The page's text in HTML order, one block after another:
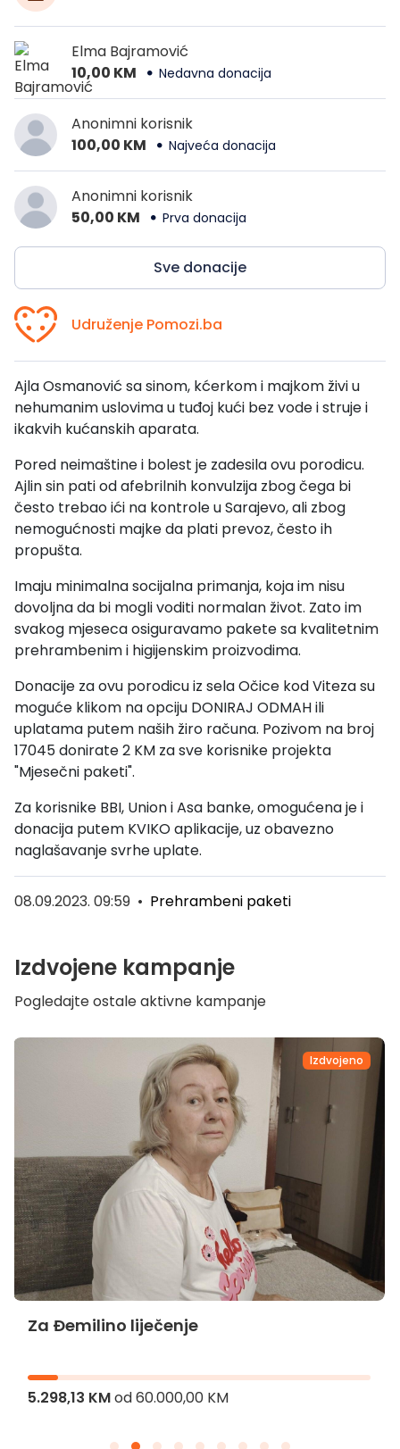
Elma Bajramović
10,00 KM
Nedavna donacija
Anonimni korisnik
100,00 KM
Najveća donacija
Anonimni korisnik
50,00 KM
Prva donacija
Sve donacije
Udruženje Pomozi.ba
Ajla Osmanović sa sinom, kćerkom i majkom živi u
nehumanim uslovima u tuđoj kući bez vode i struje i
ikakvih kućanskih aparata.
Pored neimaštine i bolest je zadesila ovu porodicu.
Ajlin sin pati od afebrilnih konvulzija zbog čega bi
često trebao ići na kontrole u Sarajevo, ali zbog
nemogućnosti majke da plati prevoz, često ih
propušta.
Imaju minimalna socijalna primanja, koja im nisu
dovoljna da bi mogli voditi normalan život. Zato im
svakog mjeseca osiguravamo pakete sa kvalitetnim
prehrambenim i higijenskim proizvodima.
Donacije za ovu porodicu iz sela Očice kod Viteza su
moguće klikom na opciju DONIRAJ ODMAH ili
uplatama putem naših žiro računa. Pozivom na broj
17045 donirate 2 KM za sve korisnike projekta
"Mjesečni paketi".
Za korisnike BBI, Union i Asa banke, omogućena je i
donacija putem KVIKO aplikacije, uz obavezno
naglašavanje svrhe uplate.
08.09.2023. 09:59 • Prehrambeni paketi
Izdvojene kampanje
Pogledajte ostale aktivne kampanje
Izdvojeno
Za Đemilino liječenje
5.298,13 KMod60.000,00 KM